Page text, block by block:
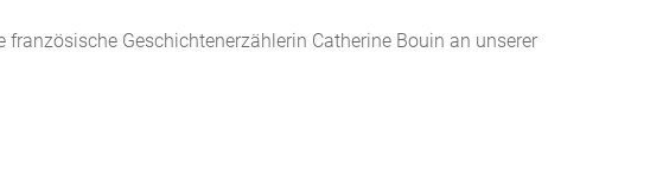
Geschichtenerzählerin Catherine Bouin an unserer